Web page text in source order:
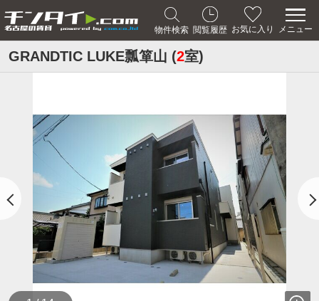
物件検索 閲覧履歴 お気に入り メニュー
GRANDTIC LUKE瓢箪山 (2室)